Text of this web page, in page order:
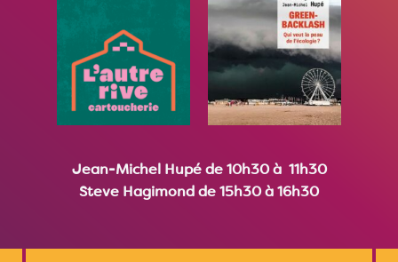
Jean-Michel Hupé de 10h30 à 11h30
Steve Hagimond de 15h30 à 16h30